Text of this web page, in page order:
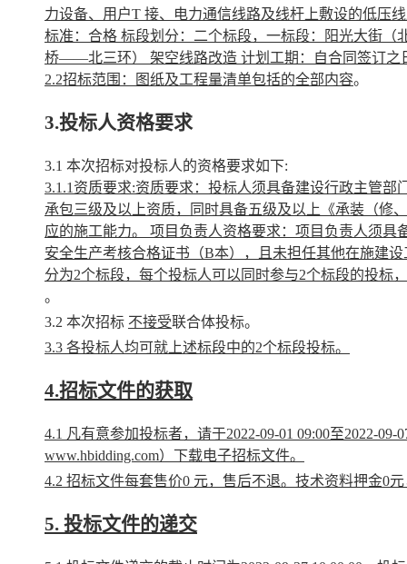
力设备、用户T 接、电力通信线路及线杆上敷设的低压
标准：合格 标段划分：二个标段，一标段：阳光大街
桥——北三环） 架空线路改造 计划工期：自合同签订之
2.2招标范围：图纸及工程量清单包括的全部内容。
3.投标人资格要求
3.1 本次招标对投标人的资格要求如下:
3.1.1资质要求:资质要求：投标人须具备建设行政主管
承包三级及以上资质，同时具备五级及以上《承装（修
应的施工能力。 项目负责人资格要求：项目负责人须
安全生产考核合格证书（B本），且未担任其他在施建
分为2个标段，每个投标人可以同时参与2个标段的投标
。
3.2 本次招标 不接受联合体投标。
3.3 各投标人均可就上述标段中的2个标段投标。
4.招标文件的获取
4.1 凡有意参加投标者，请于2022-09-01 09:00至2022-09-
www.hbidding.com） 下载电子招标文件。
4.2 招标文件每套售价0 元，售后不退。技术资料押金0
5. 投标文件的递交